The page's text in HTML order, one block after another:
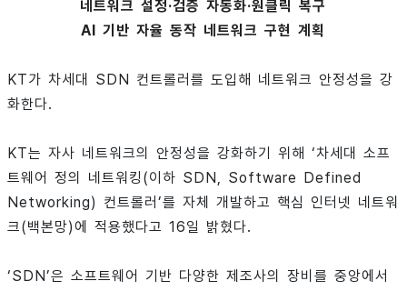
네트워크 설정·검증 자동화·원클릭 복구
AI 기반 자율 동작 네트워크 구현 계획
KT가 차세대 SDN 컨트롤러를 도입해 네트워크 안정성을 강
화한다.
KT는 자사 네트워크의 안정성을 강화하기 위해 ‘차세대 소프
트웨어 정의 네트워킹(이하 SDN, Software Defined
Networking) 컨트롤러’를 자체 개발하고 핵심 인터넷 네트워
크(백본망)에 적용했다고 16일 밝혔다.
‘SDN’은 소프트웨어 기반 다양한 제조사의 장비를 중앙에서